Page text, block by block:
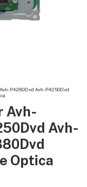
P4280Dvd Avh-P4250Dvd
Avh-
Avh-
Optica